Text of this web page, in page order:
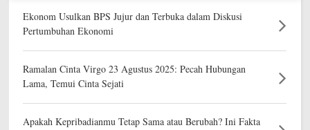
Ekonom Usulkan BPS Jujur dan Terbuka dalam Diskusi
Pertumbuhan Ekonomi
Ramalan Cinta Virgo 23 Agustus 2025: Pecah Hubungan
Lama, Temui Cinta Sejati
Apakah Kepribadianmu Tetap Sama atau Berubah? Ini Fakta